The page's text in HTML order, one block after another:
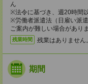
ん
※法令に基づき、週20時間
※労働者派遣法（日雇い派
ご案内が難しい場合があり
残業時間 残業はありません。
期間